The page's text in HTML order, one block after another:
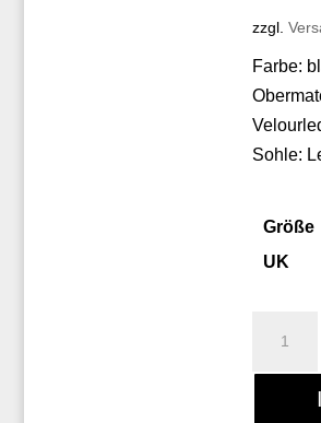
zzgl.
Farbe:
Sohle:
Größe
UK